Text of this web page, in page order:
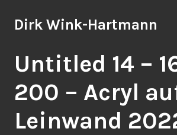
Inhalt
Dirk Wink-Hartmann
Untitled 14 –
200 – Acryl
Leinwand